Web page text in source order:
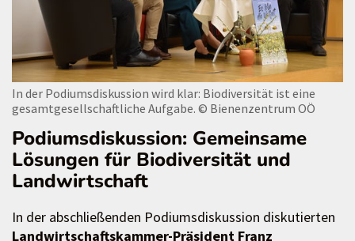
In der Podiumsdiskussion wird klar: Biodiversität ist eine
gesamtgesellschaftliche Aufgabe. © Bienenzentrum OÖ
Podiumsdiskussion: Gemeinsame
Lösungen für Biodiversität und
Landwirtschaft
In der abschließenden Podiumsdiskussion diskutierten
Landwirtschaftskammer-Präsident Franz